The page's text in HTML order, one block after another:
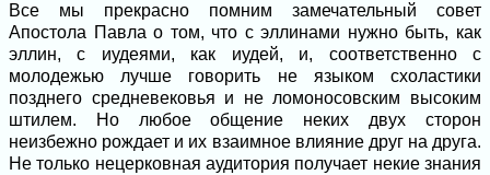
Все мы прекрасно помним замечательный совет
Апостола Павла о том, что с эллинами нужно быть, как
эллин, с иудеями, как иудей, и, соответственно с
молодежью лучше говорить не языком схоластики
позднего средневековья и не ломоносовским высоким
штилем. Но любое общение неких двух сторон
неизбежно рождает и их взаимное влияние друг на друга.
Не только нецерковная аудитория получает некие знания